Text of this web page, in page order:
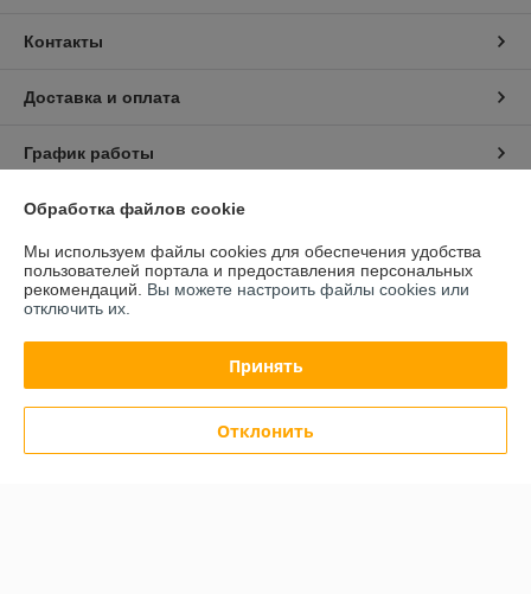
Контакты
Доставка и оплата
График работы
Полная версия сайта
Политика обработки cookies
Сайт создан на платформе Deal.by
Обработка файлов cookie
Мы используем файлы cookies для обеспечения удобства
пользователей портала и предоставления персональных
рекомендаций. Вы можете настроить файлы cookies или
отключить их.
Принять
Отклонить